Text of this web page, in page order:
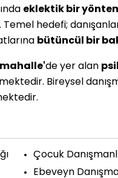
eklektik bir
hedefi;
bütüncül bir
de yer alan
Bireysel
Çocuk
Ebeveyn